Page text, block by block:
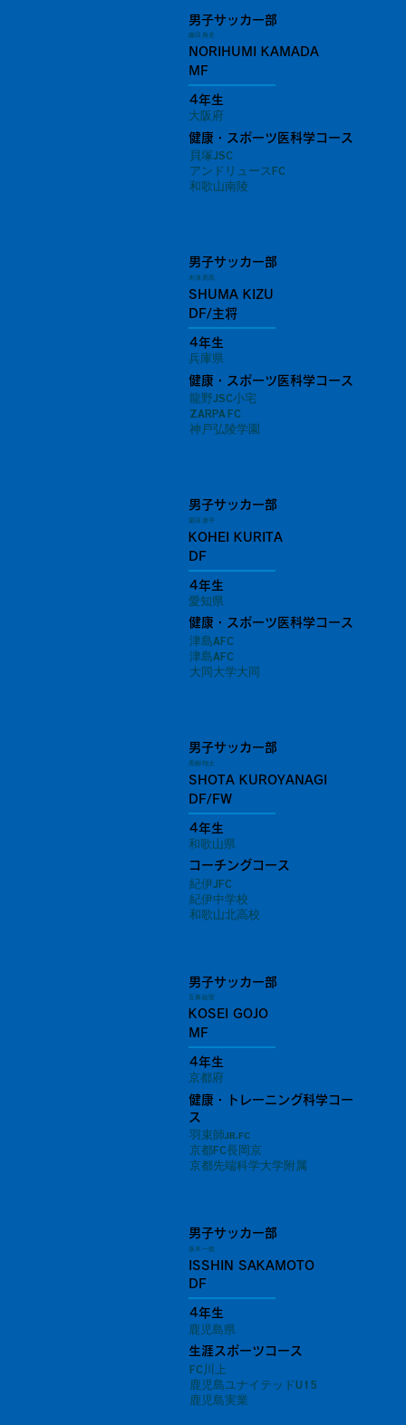
男子サッカー部
鎌田 典史
NORIHUMI KAMADA
MF
4年生
健康・スポーツ医科学コース
大阪府
貝塚JSC
アンドリュースFC
和歌山南陵
男子サッカー部
木津 周馬
SHUMA KIZU
DF/主将
4年生
健康・スポーツ医科学コース
兵庫県
龍野JSC小宅
ZARPA FC
神戸弘陵学園
男子サッカー部
栗田 康平
KOHEI KURITA
DF
4年生
健康・スポーツ医科学コース
愛知県
津島AFC
津島AFC
大同大学大同
男子サッカー部
黒柳 翔太
SHOTA KUROYANAGI
DF/FW
4年生
コーチングコース
和歌山県
紀伊JFC
紀伊中学校
和歌山北高校
男子サッカー部
五條 紘聖
KOSEI GOJO
MF
4年生
健康・トレーニング科学コー
ス
京都府
羽束師jr.fc
京都FC長岡京
京都先端科学大学附属
男子サッカー部
坂本 一慎
ISSHIN SAKAMOTO
DF
4年生
生涯スポーツコース
鹿児島県
FC川上
鹿児島ユナイテッドU15
鹿児島実業